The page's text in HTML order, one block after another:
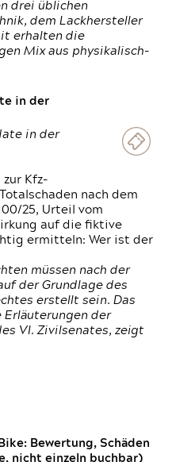
drei üblichen
dem Lackhersteller
erhalten die
Mix aus physikalisch-
in der
in der
zur Kfz-
nach dem
25, Urteil vom
auf die fiktive
ermitteln: Wer ist der
müssen nach der
der Grundlage des
erstellt sein. Das
der
VI. Zivilsenates, zeigt
Bewertung, Schäden
nicht einzeln buchbar)